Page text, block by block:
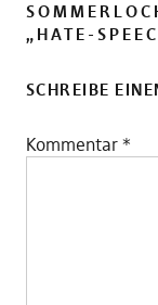
„HATE-
SCHREIBE
Kommentar *